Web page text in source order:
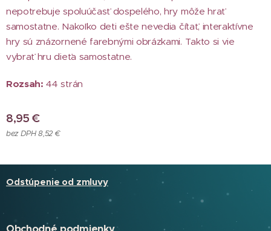
nepotrebuje spoluúčasť dospelého, hry môže hrať
samostatne. Nakoľko deti ešte nevedia čítať, interaktívne
hry sú znázornené farebnými obrázkami. Takto si vie
vybrať hru dieťa samostatne.
Rozsah: 44 strán
8,95 €
bez DPH 8,52 €
Odstúpenie od zmluvy